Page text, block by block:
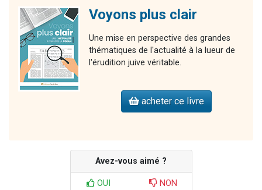
Voyons plus clair
Une mise en perspective des grandes
thématiques de l'actualité à la lueur de
l'érudition juive véritable.
acheter ce livre
Avez-vous aimé ?
OUI NON